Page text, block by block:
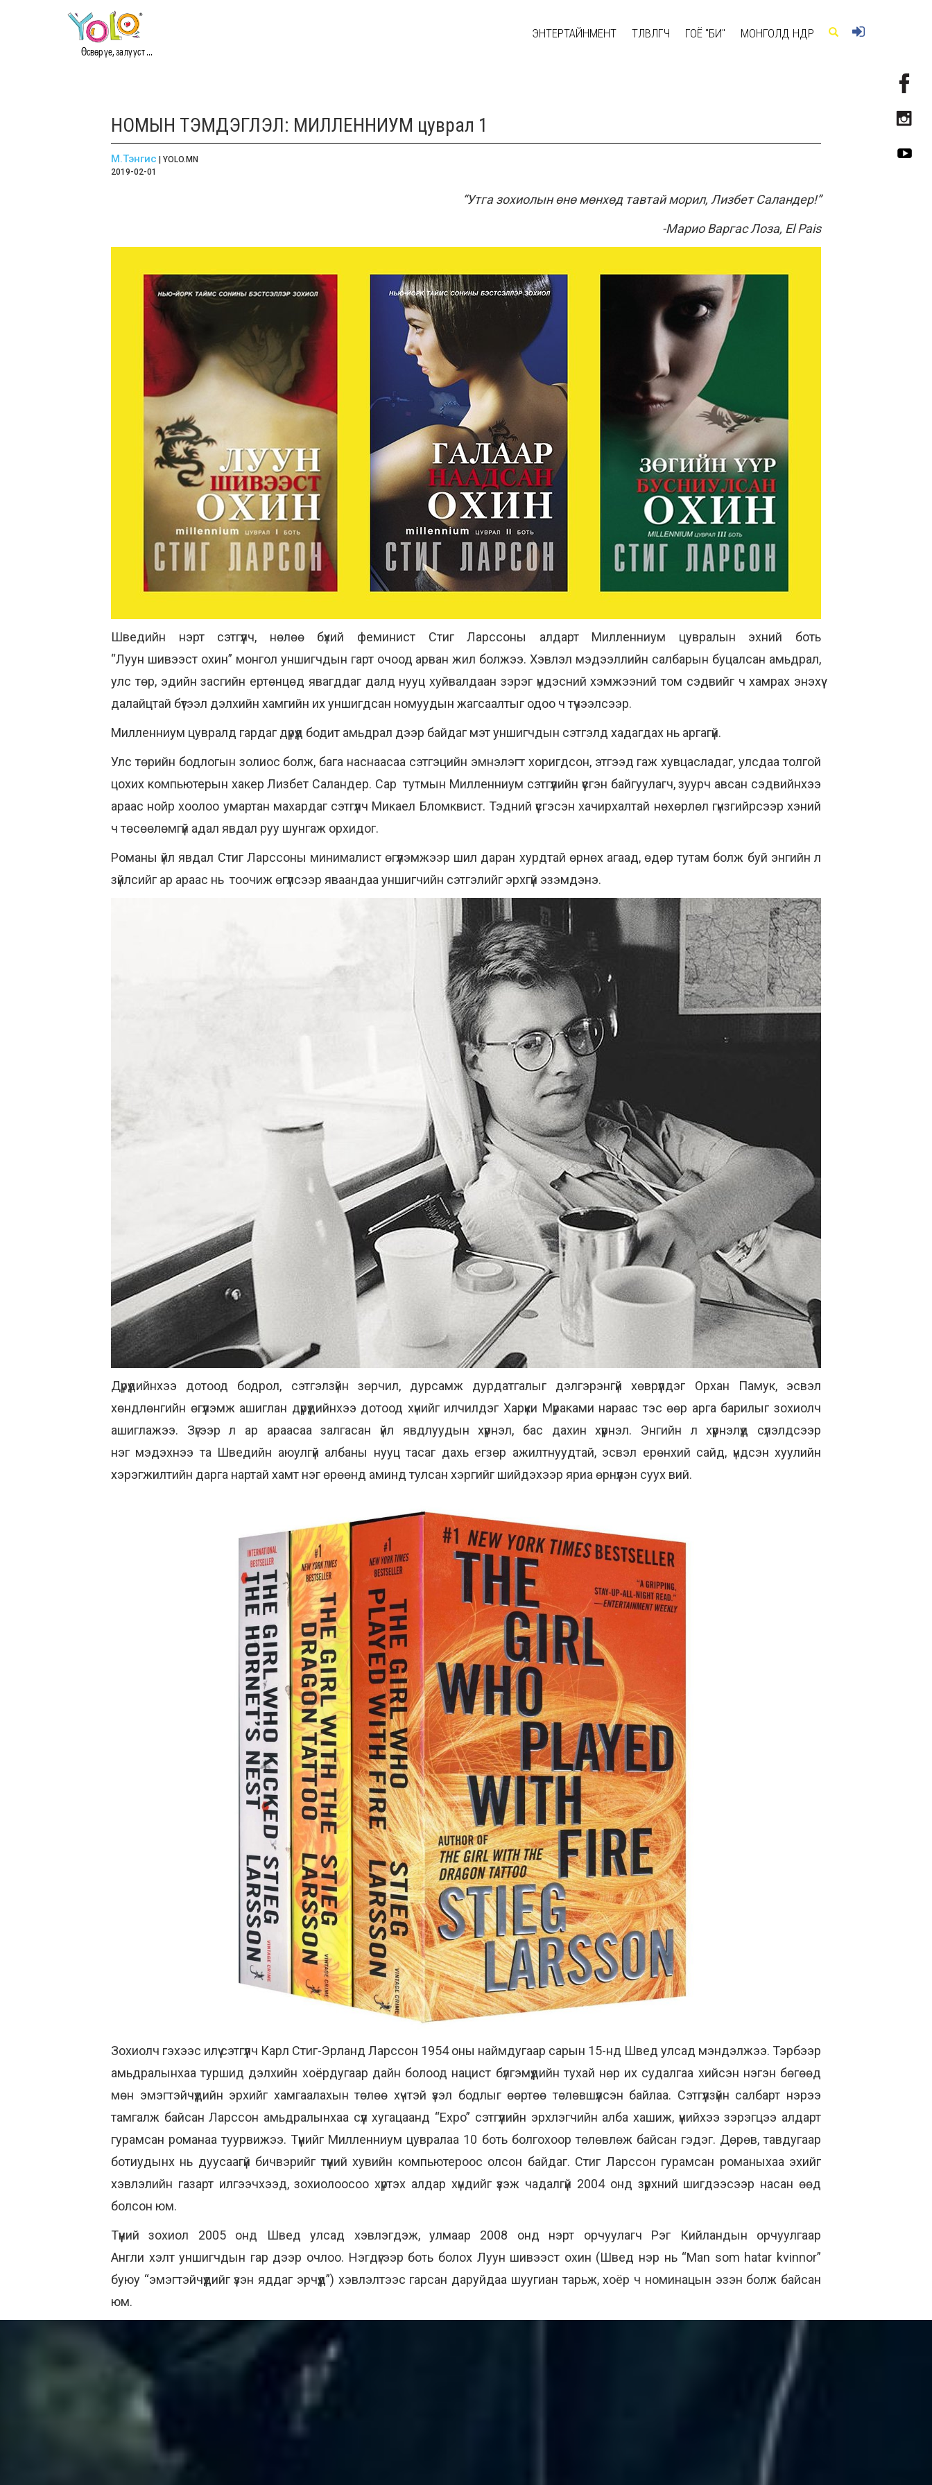
Өсвөр үе, залууст ...
ЭНТЕРТАЙНМЕНТ ТӨЛӨВЛӨГЧ ГОЁ "БИ" МОНГОЛД ӨНӨӨДӨР
НОМЫН ТЭМДЭГЛЭЛ: МИЛЛЕННИУМ цуврал 1
М.Тэнгис | YOLO.MN
2019-02-01
“Утга зохиолын өнө мөнхөд тавтай морил, Лизбет Саландер!”
-Марио Варгас Лоза, El Pais
Шведийн нэрт сэтгүүлч, нөлөө бүхий феминист Стиг Ларссоны алдарт Милленниум цувралын эхний боть
“Луун шивээст охин” монгол уншигчдын гарт очоод арван жил болжээ. Хэвлэл мэдээллийн салбарын буцалсан амьдрал,
улс төр, эдийн засгийн ертөнцөд явагддаг далд нууц хуйвалдаан зэрэг үндэсний хэмжээний том сэдвийг ч хамрах энэхүү
далайцтай бүтээл дэлхийн хамгийн их уншигдсан номуудын жагсаалтыг одоо ч түүчээлсээр.
Милленниум цувралд гардаг дүрүүд бодит амьдрал дээр байдаг мэт уншигчдын сэтгэлд хадагдах нь аргагүй.
Улс төрийн бодлогын золиос болж, бага наснаасаа сэтгэцийн эмнэлэгт хоригдсон, этгээд гаж хувцасладаг, улсдаа толгой
цохих компьютерын хакер Лизбет Саландер. Сар тутмын Милленниум сэтгүүлийн үүсгэн байгуулагч, зуурч авсан сэдвийнхээ
араас нойр хоолоо умартан махардаг сэтгүүлч Микаел Бломквист. Тэдний үүсгэсэн хачирхалтай нөхөрлөл гүнзгийрсээр хэний
ч төсөөлөмгүй адал явдал руу шунгаж орхидог.
Романы үйл явдал Стиг Ларссоны минималист өгүүлэмжээр шил даран хурдтай өрнөх агаад, өдөр тутам болж буй энгийн л
зүйлсийг ар араас нь тоочиж өгүүлсээр яваандаа уншигчийн сэтгэлийг эрхгүй эзэмдэнэ.
Дүрүүдийнхээ дотоод бодрол, сэтгэлзүйн зөрчил, дурсамж дурдатгалыг дэлгэрэнгүй хөврүүлдэг Орхан Памук, эсвэл
хөндлөнгийн өгүүлэмж ашиглан дүрүүдийнхээ дотоод хүнийг илчилдэг Харүки Мүраками нараас тэс өөр арга барилыг зохиолч
ашиглажээ. Зүгээр л ар араасаа залгасан үйл явдлуудын хүүрнэл, бас дахин хүүрнэл. Энгийн л хүүрнэлүүд сүлэлдсээр
нэг мэдэхнээ та Шведийн аюулгүй албаны нууц тасаг дахь егзөр ажилтнуудтай, эсвэл ерөнхий сайд, үндсэн хуулийн
хэрэгжилтийн дарга нартай хамт нэг өрөөнд аминд тулсан хэргийг шийдэхээр яриа өрнүүлэн суух вий.
Зохиолч гэхээс илүү сэтгүүлч Карл Стиг-Эрланд Ларссон 1954 оны наймдугаар сарын 15-нд Швед улсад мэндэлжээ. Тэрбээр
амьдралынхаа туршид дэлхийн хоёрдугаар дайн болоод нацист бүлгэмүүдийн тухай нөр их судалгаа хийсэн нэгэн бөгөөд
мөн эмэгтэйчүүдийн эрхийг хамгаалахын төлөө хүчтэй үзэл бодлыг өөртөө төлөвшүүлсэн байлаа. Сэтгүүлзүйн салбарт нэрээ
тамгалж байсан Ларссон амьдралынхаа сүүл хугацаанд “Expo” сэтгүүлийн эрхлэгчийн алба хашиж, үүнийхээ зэрэгцээ алдарт
гурамсан романаа туурвижээ. Түүнийг Милленниум цувралаа 10 боть болгохоор төлөвлөж байсан гэдэг. Дөрөв, тавдугаар
ботиудынх нь дуусаагүй бичвэрийг түүний хувийн компьютероос олсон байдаг. Стиг Ларссон гурамсан романыхаа эхийг
хэвлэлийн газарт илгээчхээд, зохиолоосоо хүртэх алдар хүндийг үзэж чадалгүй 2004 онд зүрхний шигдээсээр насан өөд
болсон юм.
Түүний зохиол 2005 онд Швед улсад хэвлэгдэж, улмаар 2008 онд нэрт орчуулагч Рэг Кийландын орчуулгаар
Англи хэлт уншигчдын гар дээр очлоо. Нэгдүгээр боть болох Луун шивээст охин (Швед нэр нь “Mаn som hatar kvinnor”
буюу “эмэгтэйчүүдийг үзэн яддаг эрчүүд”) хэвлэлтээс гарсан даруйдаа шуугиан тарьж, хоёр ч номинацын эзэн болж байсан
юм.